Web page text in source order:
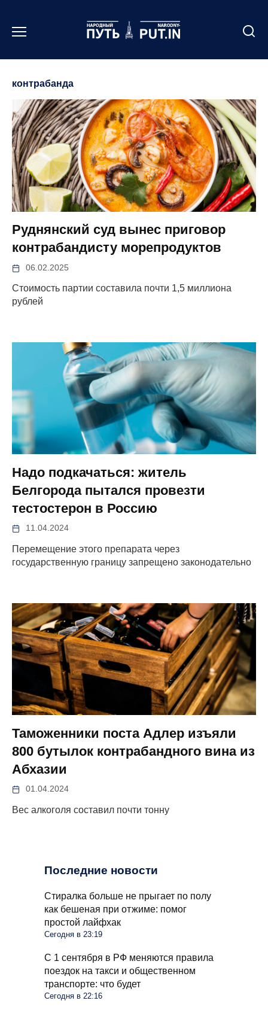
содержанию
контрабанда
Руднянский суд вынес приговор
контрабандисту морепродуктов
06.02.2025
Стоимость партии составила почти 1,5 миллиона
рублей
Надо подкачаться: житель
Белгорода пытался провезти
тестостерон в Россию
11.04.2024
Перемещение этого препарата через
государственную границу запрещено законодательно
Таможенники поста Адлер изъяли
800 бутылок контрабандного вина из
Абхазии
01.04.2024
Вес алкоголя составил почти тонну
Последние новости
Стиралка больше не прыгает по полу
как бешеная при отжиме: помог
простой лайфхак
Сегодня в 23:19
С 1 сентября в РФ меняются правила
поездок на такси и общественном
транспорте: что будет
Сегодня в 22:16